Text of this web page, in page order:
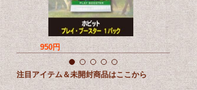
950円
注目アイテム＆未開封商品はここから